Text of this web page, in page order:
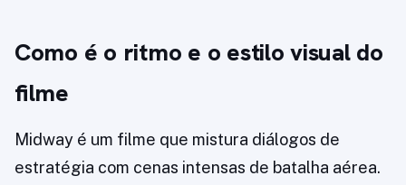
Como é o ritmo e o estilo visual do
filme
Midway é um filme que mistura diálogos de
estratégia com cenas intensas de batalha aérea.